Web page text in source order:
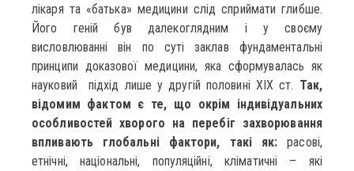
лікаря та «батька» медицини слід сприймати глибше.
Його геній був далекоглядним і у своєму
висловлюванні він по суті заклав фундаментальні
принципи доказової медицини, яка сформувалась як
науковий підхід лише у другій половині XIX ст. Так,
відомим фактом є те, що окрім індивідуальних
особливостей хворого на перебіг захворювання
впливають глобальні фактори, такі як: расові,
етнічні, національні, популяційні, кліматичні – які